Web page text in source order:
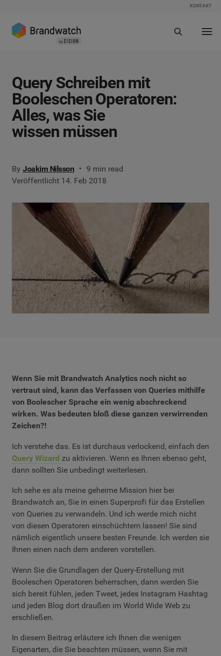
KONTAKT
Query Schreiben mit
Booleschen Operatoren:
Alles, was Sie
wissen müssen
By Joakim Nilsson
9 min read
Veröffentlicht 14. Feb 2018
Wenn Sie mit Brandwatch Analytics noch nicht so
vertraut sind, kann das Verfassen von Queries mithilfe
von Boolescher Sprache ein wenig abschreckend
wirken. Was bedeuten bloß diese ganzen verwirrenden
Zeichen?!
Ich verstehe das. Es ist durchaus verlockend, einfach den
Query Wizard zu aktivieren. Wenn es Ihnen ebenso geht,
dann sollten Sie unbedingt weiterlesen.
Ich sehe es als meine geheime Mission hier bei
Brandwatch an, Sie in einen Superprofi für das Erstellen
von Queries zu verwandeln. Und ich werde mich nicht
von diesen Operatoren einschüchtern lassen! Sie sind
nämlich eigentlich unsere besten Freunde. Ich werden sie
Ihnen einen nach dem anderen vorstellen.
Wenn Sie die Grundlagen der Query-Erstellung mit
Booleschen Operatoren beherrschen, dann werden Sie
sich bereit fühlen, jeden Tweet, jedes Instagram Hashtag
und jeden Blog dort draußen im World Wide Web zu
erschließen.
In diesem Beitrag erläutere ich Ihnen die wenigen
Eigenarten, die Sie beachten müssen, wenn Sie mit